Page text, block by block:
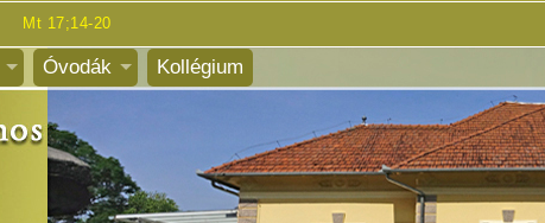
Mt 17;14-20
Óvodák Kollégium